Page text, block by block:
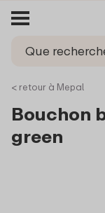
< retour à Mepal
Bouchon
green